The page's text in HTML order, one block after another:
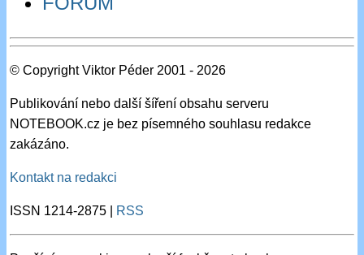
© Copyright Viktor Péder 2001 - 2026
Publikování nebo další šíření obsahu serveru
NOTEBOOK.cz je bez písemného souhlasu redakce
zakázáno.
Kontakt na redakci
ISSN 1214-2875 | RSS